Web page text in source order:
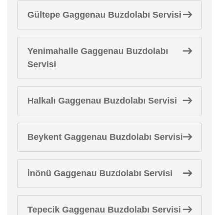
Gültepe Gaggenau Buzdolabı Servisi
Yenimahalle Gaggenau Buzdolabı
Servisi
Halkalı Gaggenau Buzdolabı Servisi
Beykent Gaggenau Buzdolabı Servisi
İnönü Gaggenau Buzdolabı Servisi
Tepecik Gaggenau Buzdolabı Servisi